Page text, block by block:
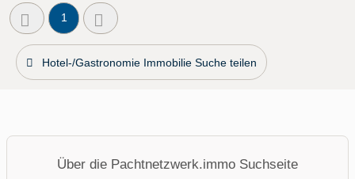
1
Hotel-/Gastronomie Immobilie Suche teilen
Über die Pachtnetzwerk.immo Suchseite